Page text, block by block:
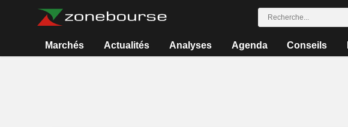
Marchés Actualités Analyses Agenda Conseils